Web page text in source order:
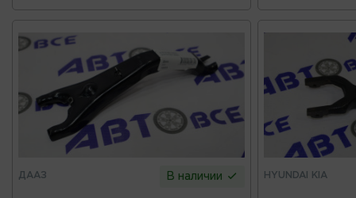
ДААЗ В наличии HYUNDAI KIA